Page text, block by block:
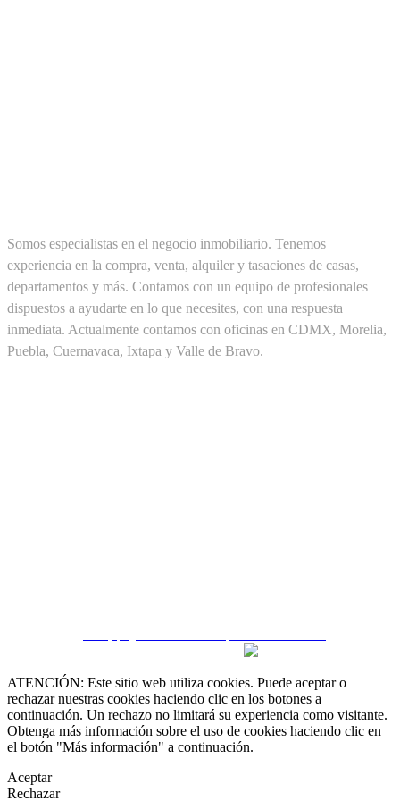
Somos especialistas en el negocio inmobiliario. Tenemos
experiencia en la compra, venta, alquiler y tasaciones de casas,
departamentos y más. Contamos con un equipo de profesionales
dispuestos a ayudarte en lo que necesites, con una respuesta
inmediata. Actualmente contamos con oficinas en CDMX, Morelia,
Puebla, Cuernavaca, Ixtapa y Valle de Bravo.
ATENCIÓN: Este sitio web utiliza cookies. Puede aceptar o
rechazar nuestras cookies haciendo clic en los botones a
continuación. Un rechazo no limitará su experiencia como visitante.
Obtenga más información sobre el uso de cookies haciendo clic en
el botón "Más información" a continuación.
Aceptar
Rechazar